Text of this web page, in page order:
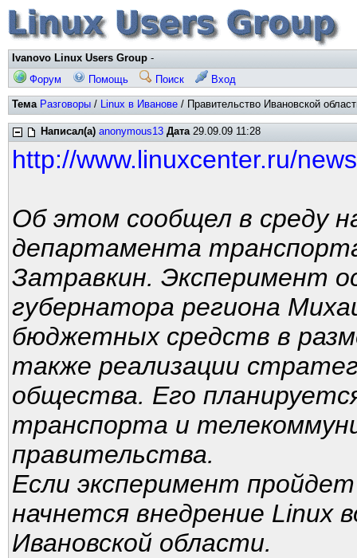
Ivanovo Linux Users Group -
Форум
Помощь Поиск Вход
Тема Разговоры / Linux в Иванове / Правительство Ивановской
Написал(а) anonymous13 Дата29.09.09 11:28
http://www.linuxcenter.ru/
Об этом сообщел в среду
департамента
Затравкин. Эксперимент
губернатора региона
бюджетных средств в
также реализации
общества. Его
транспорта и
правительства.
Если эксперимент
начнется внедрение Linux
Ивановской области.